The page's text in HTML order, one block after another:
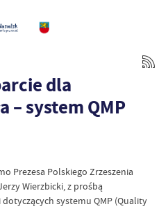
dla
– system QMP
Prezesa Polskiego Zrzeszenia
Wierzbicki, z prośbą
systemu QMP (Quality